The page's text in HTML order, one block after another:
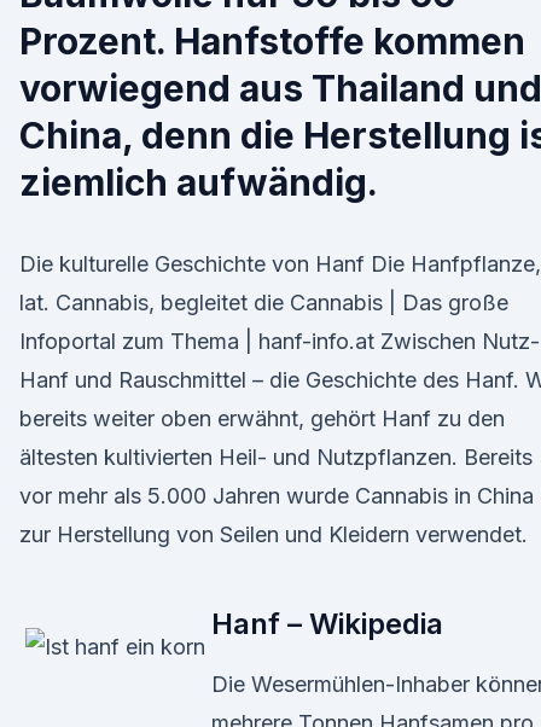
Prozent. Hanfstoffe kommen
vorwiegend aus Thailand und
China, denn die Herstellung
ziemlich aufwändig.
Die kulturelle Geschichte von Hanf Die Hanfpflanze,
lat. Cannabis, begleitet die Cannabis | Das große
Infoportal zum Thema | hanf-info.at Zwischen Nutz-
Hanf und Rauschmittel – die Geschichte des Hanf.
bereits weiter oben erwähnt, gehört Hanf zu den
ältesten kultivierten Heil- und Nutzpflanzen. Bereits
vor mehr als 5.000 Jahren wurde Cannabis in China
zur Herstellung von Seilen und Kleidern verwendet.
Hanf – Wikipedia
Die Wesermühlen-Inhaber